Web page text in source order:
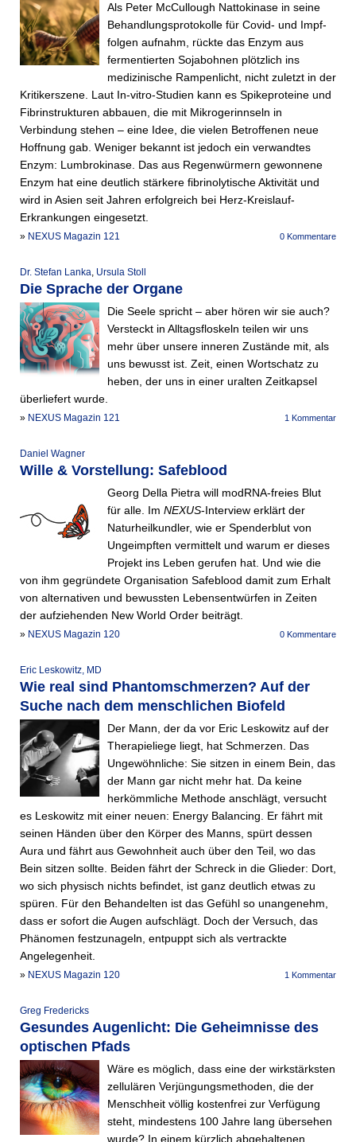
Als Peter McCullough Nattokinase in seine
Behandlungsprotokolle für Covid- und Impf­
folgen aufnahm, rückte das Enzym aus
fermentierten Sojabohnen plötzlich ins
medizinische Rampenlicht, nicht zuletzt in der
Kritikerszene. Laut In-vitro-Studien kann es Spike­proteine und
Fibrinstrukturen abbauen, die mit Mikrogerinnseln in
Verbindung stehen – eine Idee, die vielen Betroffenen neue
Hoffnung gab. Weniger bekannt ist jedoch ein verwandtes
Enzym: Lumbrokinase. Das aus Regenwürmern gewonnene
Enzym hat eine deutlich stärkere fibrinolytische Aktivität und
wird in Asien seit Jahren erfolgreich bei Herz-Kreislauf-
Erkrankungen eingesetzt.
0 Kommentare
» NEXUS Magazin 121
Dr. Stefan Lanka, Ursula Stoll
Die Sprache der Organe
Die Seele spricht – aber hören wir sie auch?
Versteckt in Alltagsfloskeln teilen wir uns
mehr über unsere inneren Zustände mit, als
uns bewusst ist. Zeit, einen Wortschatz zu
heben, der uns in einer uralten Zeitkapsel
überliefert wurde.
1 Kommentar
» NEXUS Magazin 121
Daniel Wagner
Wille & Vorstellung: Safeblood
Georg Della Pietra will modRNA-freies Blut
für alle. Im NEXUS-Interview erklärt der
Naturheilkundler, wie er Spenderblut von
Ungeimpften vermittelt und warum er dieses
Projekt ins Leben gerufen hat. Und wie die
von ihm gegründete Organisation Safeblood damit zum Erhalt
von alternativen und bewussten Lebensentwürfen in Zeiten
der aufziehenden New World Order beiträgt.
0 Kommentare
» NEXUS Magazin 120
Eric Leskowitz, MD
Wie real sind Phantomschmerzen? Auf der
Suche nach dem menschlichen Biofeld
Der Mann, der da vor Eric Leskowitz auf der
Therapieliege liegt, hat Schmerzen. Das
Ungewöhnliche: Sie sitzen in einem Bein, das
der Mann gar nicht mehr hat. Da keine
herkömmliche Methode anschlägt, versucht
es Leskowitz mit einer neuen: Energy Balancing. Er fährt mit
seinen Händen über den Körper des Manns, spürt dessen
Aura und fährt aus Gewohnheit auch über den Teil, wo das
Bein sitzen sollte. Beiden fährt der Schreck in die Glieder: Dort,
wo sich physisch nichts befindet, ist ganz deutlich etwas zu
spüren. Für den Behandelten ist das Gefühl so unangenehm,
dass er sofort die Augen aufschlägt. Doch der Versuch, das
Phänomen festzunageln, entpuppt sich als vertrackte
Angelegenheit.
1 Kommentar
» NEXUS Magazin 120
Greg Fredericks
Gesundes Augenlicht: Die Geheimnisse des
optischen Pfads
Wäre es möglich, dass eine der wirkstärksten
zellulären Verjüngungsmethoden, die der
Menschheit völlig kostenfrei zur Verfügung
steht, mindestens 100 Jahre lang übersehen
wurde? In einem kürzlich abgehaltenen